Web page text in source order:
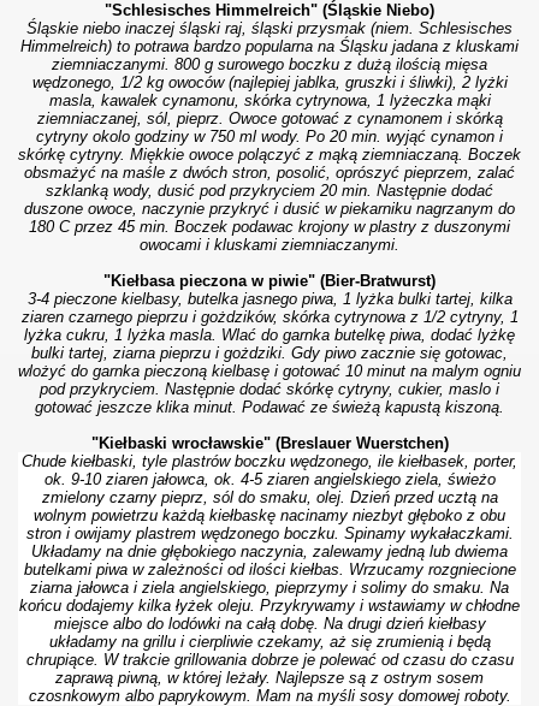
"Schlesisches Himmelreich" (Śląskie Niebo)
Śląskie niebo inaczej śląski raj, śląski przysmak (niem. Schlesisches
Himmelreich) to potrawa bardzo popularna na Śląsku jadana z kluskami
ziemniaczanymi. 800 g surowego boczku z dużą ilością mięsa
wędzonego, 1/2 kg owoców (najlepiej jablka, gruszki i śliwki), 2 lyżki
masla, kawalek cynamonu, skórka cytrynowa, 1 lyżeczka mąki
ziemniaczanej, sól, pieprz. Owoce gotować z cynamonem i skórką
cytryny okolo godziny w 750 ml wody. Po 20 min. wyjąć cynamon i
skórkę cytryny. Miękkie owoce polączyć z mąką ziemniaczaną. Boczek
obsmażyć na maśle z dwóch stron, posolić, oprószyć pieprzem, zalać
szklanką wody, dusić pod przykryciem 20 min. Następnie dodać
duszone owoce, naczynie przykryć i dusić w piekarniku nagrzanym do
180 C przez 45 min. Boczek podawac krojony w plastry z duszonymi
owocami i kluskami ziemniaczanymi.
"Kiełbasa pieczona w piwie" (Bier-Bratwurst)
3-4 pieczone kielbasy, butelka jasnego piwa, 1 lyżka bulki tartej, kilka
ziaren czarnego pieprzu i gożdzików, skórka cytrynowa z 1/2 cytryny, 1
lyżka cukru, 1 lyżka masla. Wlać do garnka butelkę piwa, dodać lyżkę
bulki tartej, ziarna pieprzu i gożdziki. Gdy piwo zacznie się gotowac,
wlożyć do garnka pieczoną kielbasę i gotować 10 minut na malym ogniu
pod przykryciem. Następnie dodać skórkę cytryny, cukier, maslo i
gotować jeszcze klika minut. Podawać ze świeżą kapustą kiszoną.
"Kiełbaski wrocławskie" (Breslauer Wuerstchen)
Chude kiełbaski, tyle plastrów boczku wędzonego, ile kiełbasek, porter,
ok. 9-10 ziaren jałowca, ok. 4-5 ziaren angielskiego ziela, świeżo
zmielony czarny pieprz, sól do smaku, olej. Dzień przed ucztą na
wolnym powietrzu każdą kiełbaskę nacinamy niezbyt głęboko z obu
stron i owijamy plastrem wędzonego boczku. Spinamy wykałaczkami.
Układamy na dnie głębokiego naczynia, zalewamy jedną lub dwiema
butelkami piwa w zależności od ilości kiełbas. Wrzucamy rozgniecione
ziarna jałowca i ziela angielskiego, pieprzymy i solimy do smaku. Na
końcu dodajemy kilka łyżek oleju. Przykrywamy i wstawiamy w chłodne
miejsce albo do lodówki na całą dobę. Na drugi dzień kiełbasy
układamy na grillu i cierpliwie czekamy, aż się zrumienią i będą
chrupiące. W trakcie grillowania dobrze je polewać od czasu do czasu
zaprawą piwną, w której leżały. Najlepsze są z ostrym sosem
czosnkowym albo paprykowym. Mam na myśli sosy domowej roboty.